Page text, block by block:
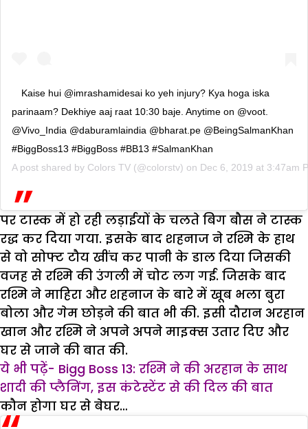
Kaise hui @imrashamidesai ko yeh injury? Kya hoga iska
parinaam? Dekhiye aaj raat 10:30 baje. Anytime on @voot.
@Vivo_India @daburamlaindia @bharat.pe @BeingSalmanKhan
#BiggBoss13 #BiggBoss #BB13 #SalmanKhan
A post shared by Colors TV (@colorstv) on Dec 6, 2019 at 3:47am
पर टास्क में हो रही लड़ाईयों के चलते बिग बौस ने टास्क
रद्ध कर दिया गया. इसके बाद शहनाज ने रश्मि के हाथ
से वो सोफ्ट टौय खींच कर पानी के डाल दिया जिसकी
वजह से रश्मि की उंगली में चोट लग गई. जिसके बाद
रश्मि ने माहिरा और शहनाज के बारे में खूब भला बुरा
बोला और गेम छोड़ने की बात भी की. इसी दौरान अरहान
खान और रश्मि ने अपने अपने माइक्स उतार दिए और
घर से जाने की बात की.
ये भी पढ़ें- Bigg Boss 13: रश्मि ने की अरहान के साथ
शादी की प्लैनिंग, इस कंटेस्टेंट से की दिल की बात
कौन होगा घर से बेघर…